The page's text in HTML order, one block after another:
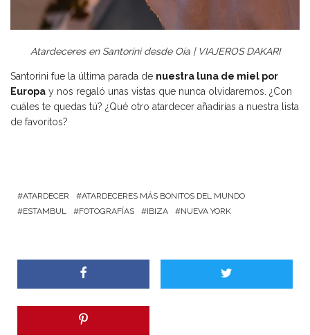
Atardeceres en Santorini desde Oía | VIAJEROS DAKARI
Santorini fue la última parada de nuestra luna de miel por
Europa y nos regaló unas vistas que nunca olvidaremos. ¿Con
cuáles te quedas tú? ¿Qué otro atardecer añadirías a nuestra lista
de favoritos?
ATARDECER
ATARDECERES MÁS BONITOS DEL MUNDO
ESTAMBUL
FOTOGRAFÍAS IBIZA NUEVA YORK